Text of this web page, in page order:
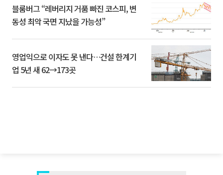
블룸버그 “레버리지 거품 빠진 코스피, 변
동성 최악 국면 지났을 가능성”
영업익으로 이자도 못 낸다…건설 한계기
업 5년 새 62→173곳